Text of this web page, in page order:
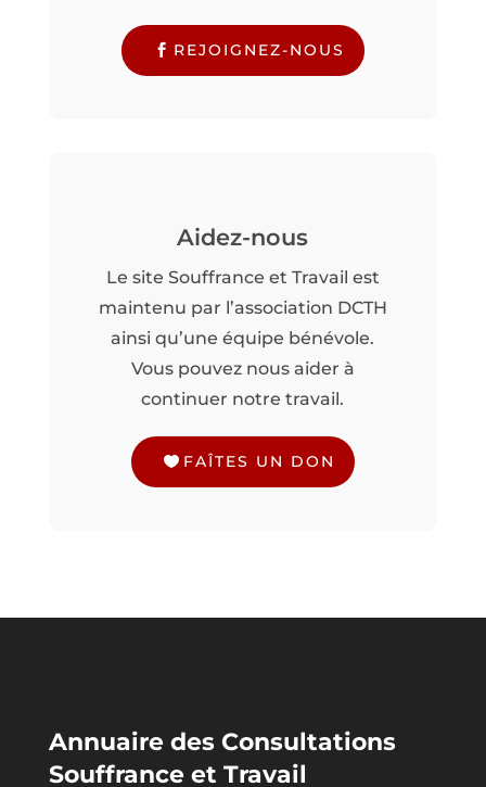
REJOIGNEZ-NOUS
Aidez-nous
Le site Souffrance et Travail est
maintenu par l’association DCTH
ainsi qu’une équipe bénévole.
Vous pouvez nous aider à
continuer notre travail.
FAÎTES UN DON
Annuaire des Consultations
Souffrance et Travail